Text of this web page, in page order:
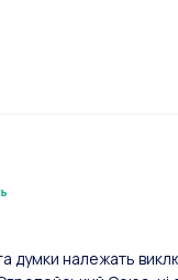
думки належать